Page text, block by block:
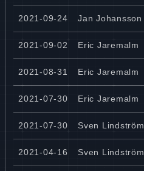
2021-09-24 Jan Johansson
2021-09-02 Eric Jaremalm
2021-08-31 Eric Jaremalm
2021-07-30 Eric Jaremalm
2021-07-30 Sven Lindström
2021-04-16 Sven Lindström